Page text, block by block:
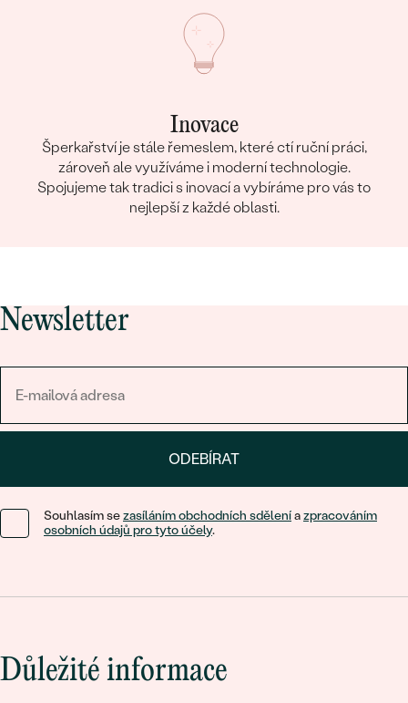
Inovace
Šperkařství je stále řemeslem, které ctí ruční práci,
zároveň ale využíváme i moderní technologie.
Spojujeme tak tradici s inovací a vybíráme pro vás to
nejlepší z každé oblasti.
Newsletter
ODEBÍRAT
Souhlasím sezasíláním obchodních sděleníazpracováním
osobních údajů pro tyto účely.
Důležité informace